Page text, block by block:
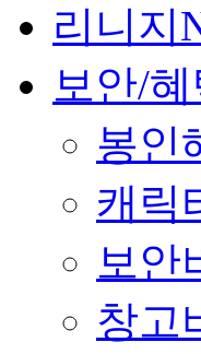
리니지
보안/혜
봉인
캐릭
보안
창고